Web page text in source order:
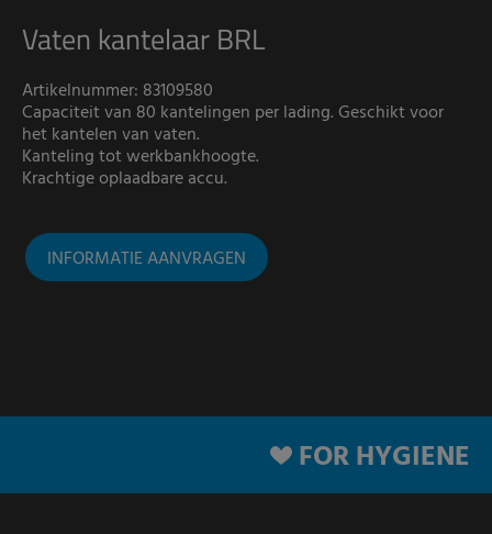
Vaten kantelaar BRL
Artikelnummer: 83109580
Capaciteit van 80 kantelingen per lading. Geschikt voor
het kantelen van vaten.
Kanteling tot werkbankhoogte.
Krachtige oplaadbare accu.
INFORMATIE AANVRAGEN
FOR HYGIENE